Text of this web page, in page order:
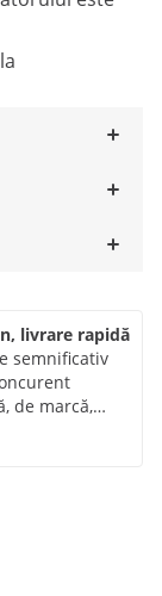
livrare rapidă
semnificativ
de marcă,
ori mai mult.
digital